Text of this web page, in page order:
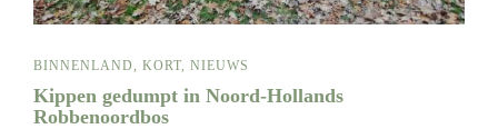
BINNENLAND, KORT, NIEUWS
Kippen gedumpt in Noord-Hollands
Robbenoordbos